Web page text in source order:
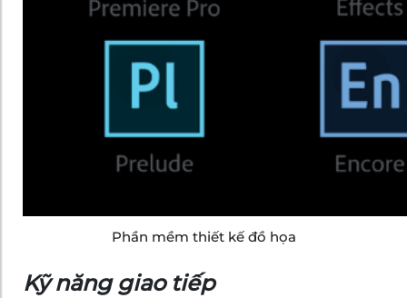
Phần mềm thiết kế đồ họa
Kỹ năng giao tiếp